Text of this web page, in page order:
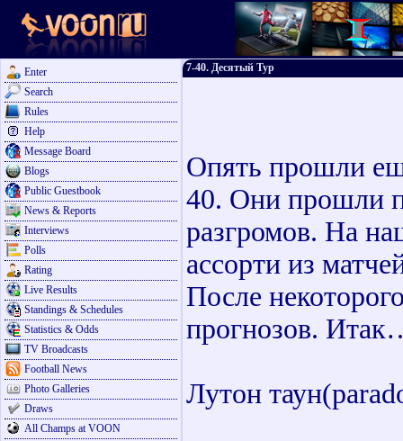
Enter
Search
Rules
Help
Message Board
Blogs
Public Guestbook
News & Reports
Interviews
Polls
Rating
Live Results
Standings & Schedules
Statistics & Odds
TV Broadcasts
Football News
Photo Galleries
Draws
All Champs at VOON
7-40. Десятый Тур
Опять прошли
40. Они прошли
разгромов. На
ассорти из
После
прогнозов.
Лутон